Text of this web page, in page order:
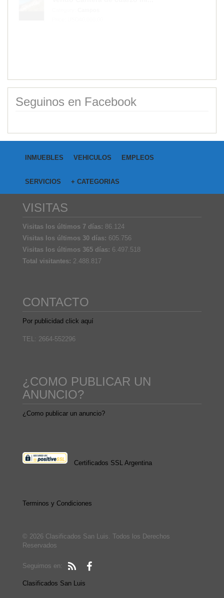
Seguinos en Facebook
INMUEBLES VEHICULOS EMPLEOS
SERVICIOS + CATEGORIAS
VISITAS
Visitas los últimos 7 días: 86.124
Visitas los últimos 30 días: 605.756
Visitas los últimos 365 días: 6.497.518
Total visitantes: 2.488.817
CONTACTO
Por publicidad click aquí
TEL: 2664-552296
¿COMO PUBLICAR UN
ANUNCIO?
¿Como publicar un anuncio?
Certificados SSL Argentina
Terminos y Condiciones
© 2026 Clasificados San Luis. Todos los Derechos
Reservados
Seguimos en:
Clasificados San Luis